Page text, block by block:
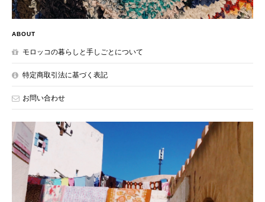
ABOUT
モロッコの暮らしと手しごとについて
特定商取引法に基づく表記
お問い合わせ